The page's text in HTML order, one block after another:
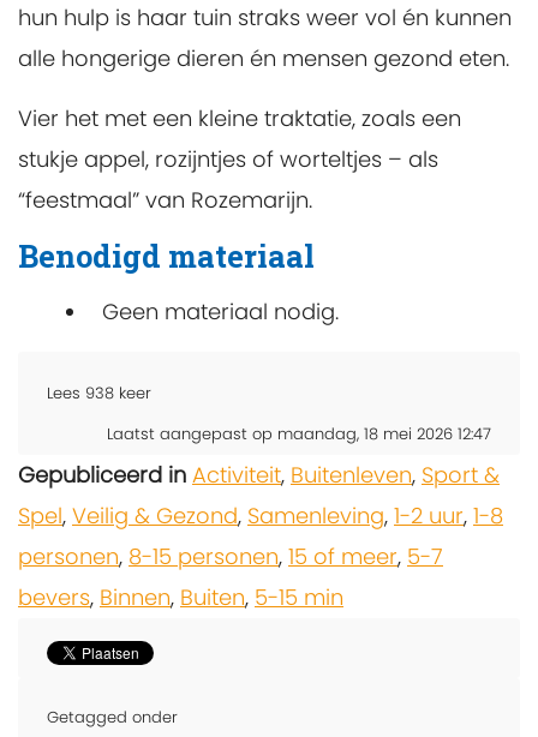
hun hulp is haar tuin straks weer vol én kunnen
alle hongerige dieren én mensen gezond eten.
Vier het met een kleine traktatie, zoals een
stukje appel, rozijntjes of worteltjes – als
“feestmaal” van Rozemarijn.
Benodigd materiaal
Geen materiaal nodig.
Lees 938 keer
Laatst aangepast op maandag, 18 mei 2026 12:47
Gepubliceerd in Activiteit, Buitenleven, Sport &
Spel, Veilig & Gezond, Samenleving, 1-2 uur, 1-8
personen, 8-15 personen, 15 of meer, 5-7
bevers, Binnen, Buiten, 5-15 min
Getagged onder